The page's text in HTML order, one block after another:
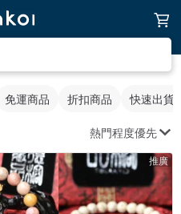
免運商品 折扣商品 快速出貨
熱門程度優先
推廣